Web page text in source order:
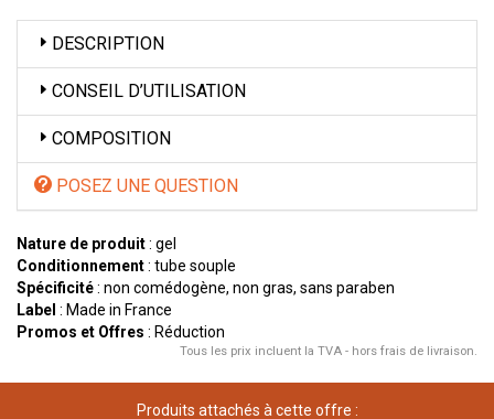
DESCRIPTION
CONSEIL D’UTILISATION
COMPOSITION
POSEZ UNE QUESTION
Nature de produit: gel
Conditionnement: tube souple
Spécificité: non comédogène, non gras, sans paraben
Label : Made in France
Promos et Offres : Réduction
Tous les prix incluent la TVA - hors frais de livraison.
Produits attachés à cette offre :